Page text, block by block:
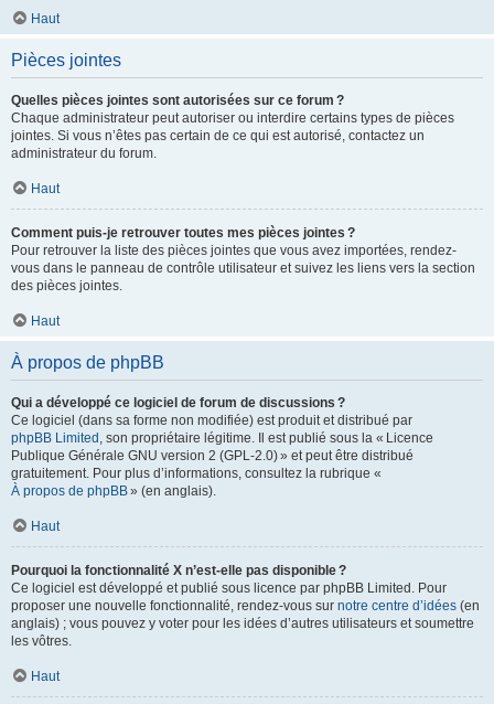
Haut
Pièces jointes
Quelles pièces jointes sont autorisées sur ce forum ?
Chaque administrateur peut autoriser ou interdire certains types de pièces
jointes. Si vous n’êtes pas certain de ce qui est autorisé, contactez un
administrateur du forum.
Haut
Comment puis-je retrouver toutes mes pièces jointes ?
Pour retrouver la liste des pièces jointes que vous avez importées, rendez-
vous dans le panneau de contrôle utilisateur et suivez les liens vers la section
des pièces jointes.
Haut
À propos de phpBB
Qui a développé ce logiciel de forum de discussions ?
Ce logiciel (dans sa forme non modifiée) est produit et distribué par
phpBB Limited , son propriétaire légitime. Il est publié sous la « Licence
Publique Générale GNU version 2 (GPL-2.0) » et peut être distribué
gratuitement. Pour plus d’informations, consultez la rubrique «
À propos de phpBB» (en anglais).
Haut
Pourquoi la fonctionnalité X n’est-elle pas disponible ?
Ce logiciel est développé et publié sous licence par phpBB Limited. Pour
proposer une nouvelle fonctionnalité, rendez-vous sur notre centre d’idées (en
anglais) ; vous pouvez y voter pour les idées d’autres utilisateurs et soumettre
les vôtres.
Haut